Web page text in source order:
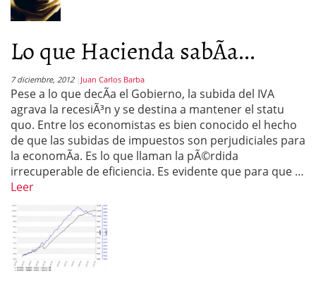
Lo que Hacienda sabÃ­a...
7 diciembre, 2012 Juan Carlos Barba
Pese a lo que decÃ­a el Gobierno, la subida del IVA
agrava la recesiÃ³n y se destina a mantener el statu
quo. Entre los economistas es bien conocido el hecho
de que las subidas de impuestos son perjudiciales para
la economÃ­a. Es lo que llaman la pÃ©rdida
irrecuperable de eficiencia. Es evidente que para que …
Leer